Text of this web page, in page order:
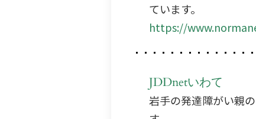
ています。
https://
JDDnetいわて
岩手の発達障がい親